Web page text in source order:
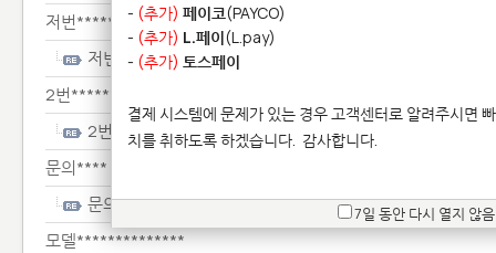
저번*****************
저번*****************
2번****************
2번****************
문의****
문의****
모델**************
- (추가) 페이코(PAYCO)
- (추가) L.페이(L.pay)
- (추가) 토스페이
결제 시스템에 문제가 있는 경우 고객센터로 알려주시면
치를 취하도록 하겠습니다. 감사합니다.
7일 동안 다시 열지 않음